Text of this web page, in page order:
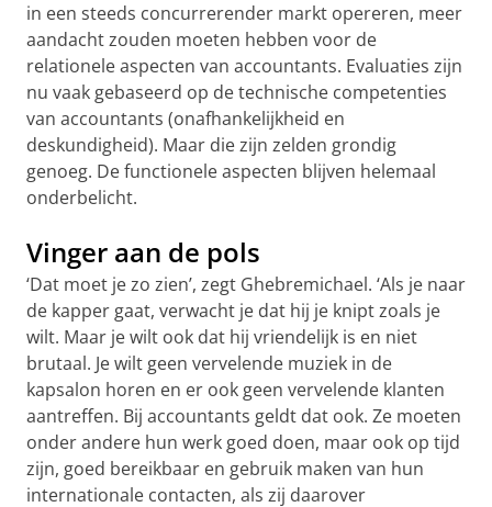
in een steeds concurrerender markt opereren, meer
aandacht zouden moeten hebben voor de
relationele aspecten van accountants. Evaluaties zijn
nu vaak gebaseerd op de technische competenties
van accountants (onafhankelijkheid en
deskundigheid). Maar die zijn zelden grondig
genoeg. De functionele aspecten blijven helemaal
onderbelicht.
Vinger aan de pols
‘Dat moet je zo zien’, zegt Ghebremichael. ‘Als je naar
de kapper gaat, verwacht je dat hij je knipt zoals je
wilt. Maar je wilt ook dat hij vriendelijk is en niet
brutaal. Je wilt geen vervelende muziek in de
kapsalon horen en er ook geen vervelende klanten
aantreffen. Bij accountants geldt dat ook. Ze moeten
onder andere hun werk goed doen, maar ook op tijd
zijn, goed bereikbaar en gebruik maken van hun
internationale contacten, als zij daarover